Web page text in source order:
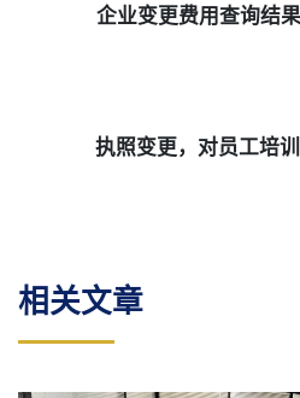
企业变更费用查询结
执照变更，对员工培
相关文章